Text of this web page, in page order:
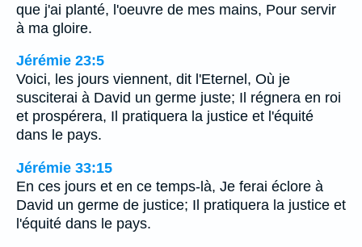
que j'ai planté, l'oeuvre de mes mains, Pour servir
à ma gloire.
Jérémie 23:5
Voici, les jours viennent, dit l'Eternel, Où je
susciterai à David un germe juste; Il régnera en roi
et prospérera, Il pratiquera la justice et l'équité
dans le pays.
Jérémie 33:15
En ces jours et en ce temps-là, Je ferai éclore à
David un germe de justice; Il pratiquera la justice et
l'équité dans le pays.